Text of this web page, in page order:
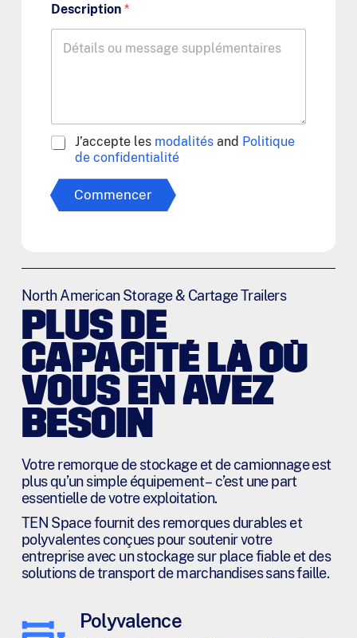
Description *
A
e
e
m
s
J’accepte les modalitésand Politique
de confidentialité
Commencer
North American Storage & Cartage Trailers
PLUS DE
CAPACITÉ LÀ OÙ
VOUS EN AVEZ
BESOIN
Votre remorque de stockage et de camionnage est
plus qu’un simple équipement – c’est une part
essentielle de votre exploitation.
TEN Space fournit des remorques durables et
polyvalentes conçues pour soutenir votre
entreprise avec un stockage sur place fiable et des
solutions de transport de marchandises sans faille.
Polyvalence